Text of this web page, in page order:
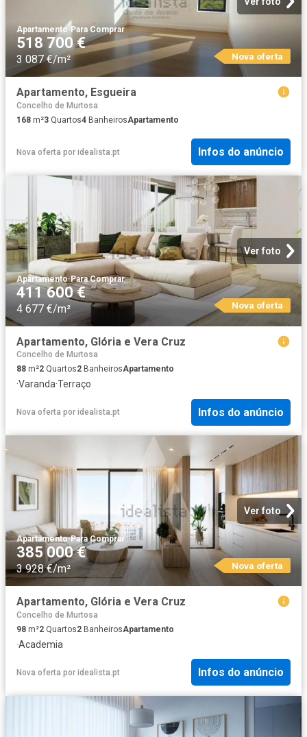
Apartamento·Para Comprar
518 700 €
3 087 €/m² Nova oferta
Apartamento, Esgueira
Concelho de Murtosa
168 m²3 Quartos4 BanheirosApartamento
Nova oferta por idealista.pt Infos do anúncio
Ver foto
Apartamento·Para Comprar
411 600 €
4 677 €/m² Nova oferta
Apartamento, Glória e Vera Cruz
Concelho de Murtosa
88 m²2 Quartos2 BanheirosApartamento
·Varanda·Terraço
Nova oferta por idealista.pt Infos do anúncio
Ver foto
Apartamento·Para Comprar
385 000 €
3 928 €/m² Nova oferta
Apartamento, Glória e Vera Cruz
Concelho de Murtosa
98 m²2 Quartos2 BanheirosApartamento
·Academia
Nova oferta por idealista.pt Infos do anúncio